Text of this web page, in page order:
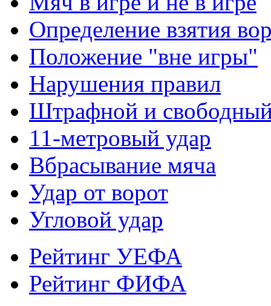
Определение взятия
Положение "вне игры"
Нарушения правил
Штрафной и
11-метровый удар
Вбрасывание мяча
Удар от ворот
Угловой удар
Рейтинг УЕФА
Рейтинг ФИФА